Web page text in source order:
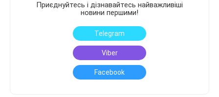
Приєднуйтесь і дізнавайтесь найважливіші
новини першими!
Telegram
Viber
Facebook